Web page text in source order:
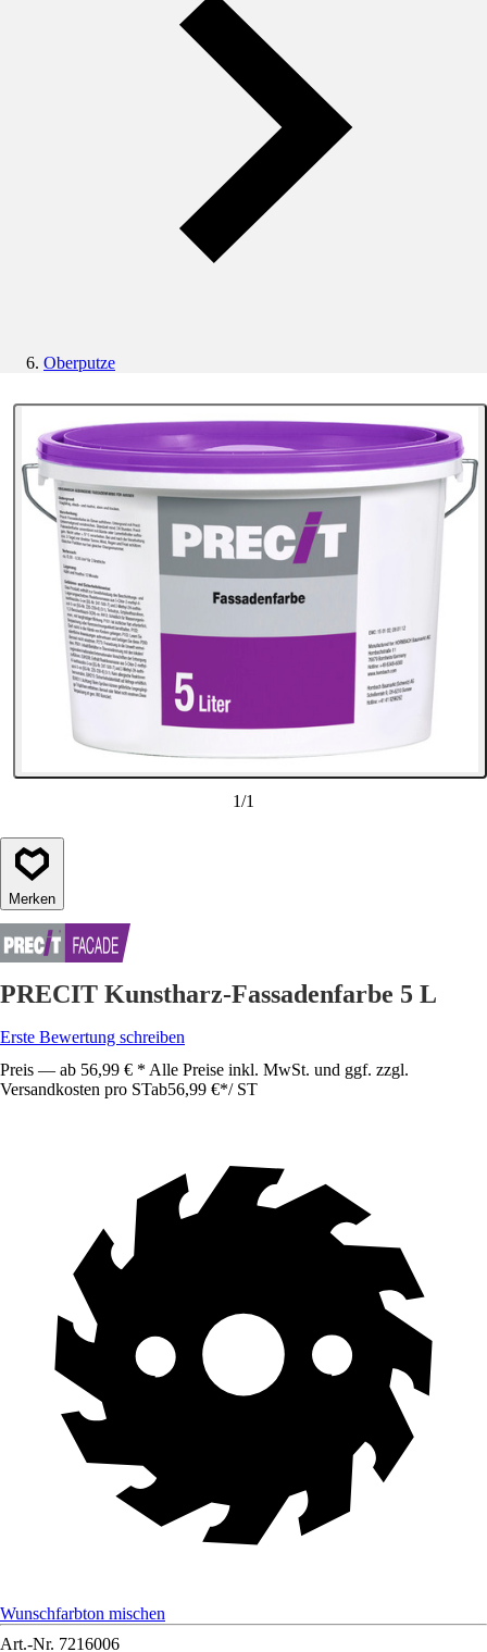
Oberputze
1/1
Merken
PRECIT Kunstharz-Fassadenfarbe 5 L
Erste Bewertung schreiben
Preis — ab 56,99 € * Alle Preise inkl. MwSt. und ggf. zzgl.
Versandkosten pro STab56,99 €*/ ST
Wunschfarbton mischen
Art.-Nr. 7216006